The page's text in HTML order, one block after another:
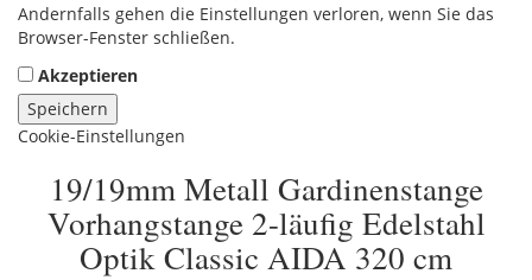
Andernfalls gehen die Einstellungen verloren, wenn Sie das
Browser-Fenster schließen.
Akzeptieren
Speichern
Cookie-Einstellungen
19/19mm Metall Gardinenstange
Vorhangstange 2-läufig Edelstahl
Optik Classic AIDA 320 cm